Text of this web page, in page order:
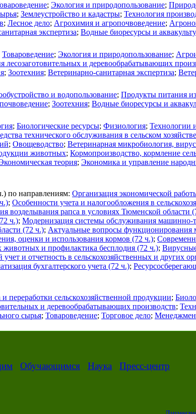
; Экология и природопользование;
; Землеустройство и кадастры; Технология
; Лесное дело; Агрохимия и агропочвоведение;
экспертиза; Водные биоресурсы и
Товароведение; Экология и природопользование;
лесозаготовительных и деревообрабатывающих
; Зоотехния; Ветеринарно-санитарная экспертиза;
и водопользование; Продукты питания
; Зоотехния; Водные биоресурсы и
; Биологические ресурсы; Физиология; Технологии
технического обслуживания в сельском хозяйстве
; Овощеводство; Ветеринарная микробиология,
животных; Кормопроизводство, кормление
теория; Экономика и управление
по направлениям: Организация экономической
; Особенности учета и налогообложения в
возделывания рапса в условиях Тюменской области
ч.); Модернизация системы обслуживания машинно-
(72 ч.); Актуальные вопросы
оценки и использования кормов (72 ч.);
животных и профилактика бесплодия (72 ч.);
учет и отчетность в сельскохозяйственных и других
бухгалтерского учета (72 ч.);
переработки сельскохозяйственной продукции;
и деревообрабатывающих производств;
сырья; Товароведение; Торговое дело;
Обучающимся Наука Пресс-центр